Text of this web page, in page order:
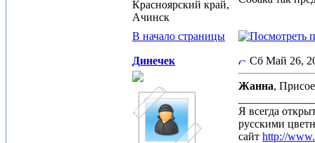
Красноярский край,
Ачинск
В начало страницы
Динечек Сб Май 26,
Жанна,
Я всегда
русскими
сайт http://